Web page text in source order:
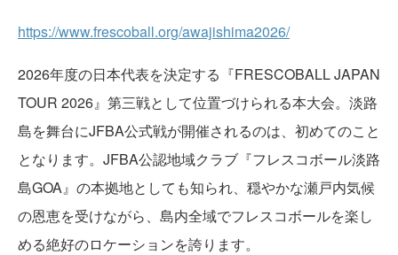
https://www.frescoball.org/awajishima2026/
2026年度の日本代表を決定する『FRESCOBALL JAPAN
TOUR 2026』第三戦として位置づけられる本大会。淡路
島を舞台にJFBA公式戦が開催されるのは、初めてのこと
となります。JFBA公認地域クラブ『フレスコボール淡路
島GOA』の本拠地としても知られ、穏やかな瀬戸内気候
の恩恵を受けながら、島内全域でフレスコボールを楽し
める絶好のロケーションを誇ります。